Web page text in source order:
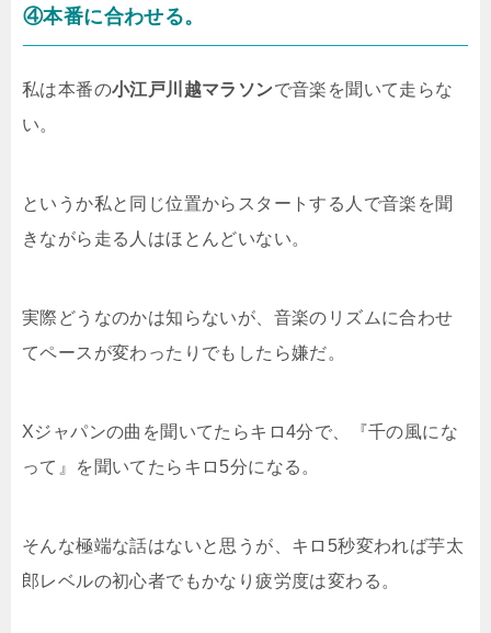
④本番に合わせる。
私は本番の小江戸川越マラソンで音楽を聞いて走らな
い。
というか私と同じ位置からスタートする人で音楽を聞
きながら走る人はほとんどいない。
実際どうなのかは知らないが、音楽のリズムに合わせ
てペースが変わったりでもしたら嫌だ。
Xジャパンの曲を聞いてたらキロ4分で、『千の風にな
って』を聞いてたらキロ5分になる。
そんな極端な話はないと思うが、キロ5秒変われば芋太
郎レベルの初心者でもかなり疲労度は変わる。